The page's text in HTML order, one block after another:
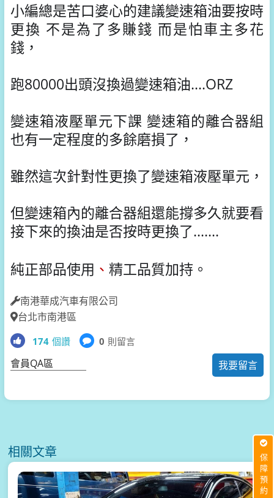
小編總是苦口婆心的建議變速箱油要按時
更換 不是為了多賺錢 而是怕車主多花
錢，
跑80000出頭沒換過變速箱油....ORZ
變速箱液壓單元下課 變速箱的離合器組
也有一定程度的多餘磨損了，
雖然這次針對性更換了變速箱液壓單元，
但變速箱內的離合器組還能撐多久就要看
接下來的換油是否按時更換了.......
純正部品使用 、 精工品質加持。
南港華成汽車有限公司
台北市南港區
174 個讚 0 則留言
我要留言
會員QA區
相關文章
保障預約